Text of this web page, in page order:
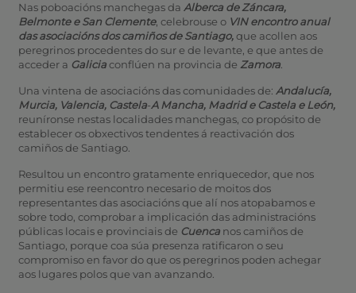
Nas poboacións manchegas da Alberca de Záncara,
Belmonte e San Clemente, celebrouse o VIN encontro anual
das asociacións dos camiños de Santiago, que acollen aos
peregrinos procedentes do sur e de levante, e que antes de
acceder a Galicia conflúen na provincia de Zamora.
Una vintena de asociacións das comunidades de: Andalucía,
Murcia, Valencia, Castela-A Mancha, Madrid e Castela e León,
reuníronse nestas localidades manchegas, co propósito de
establecer os obxectivos tendentes á reactivación dos
camiños de Santiago.
Resultou un encontro gratamente enriquecedor, que nos
permitiu ese reencontro necesario de moitos dos
representantes das asociacións que alí nos atopabamos e
sobre todo, comprobar a implicación das administracións
públicas locais e provinciais de Cuenca nos camiños de
Santiago, porque coa súa presenza ratificaron o seu
compromiso en favor do que os peregrinos poden achegar
aos lugares polos que van avanzando.